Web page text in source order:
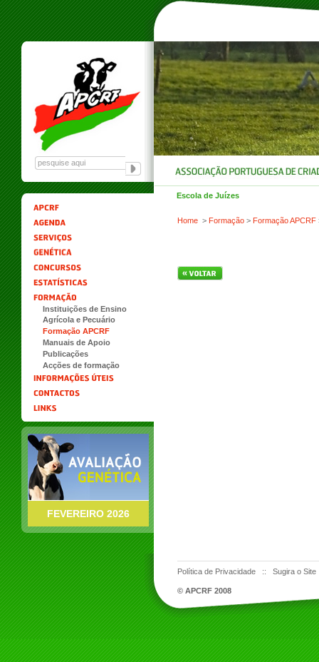
Instituições de Ensino
Agrícola e Pecuário
Formação APCRF
Manuais de Apoio
Publicações
Acções de formação
FEVEREIRO 2026
Escola de Juízes
Home > Formação > Formação APCRF
Política de Privacidade :: Sugira o Site
© APCRF 2008